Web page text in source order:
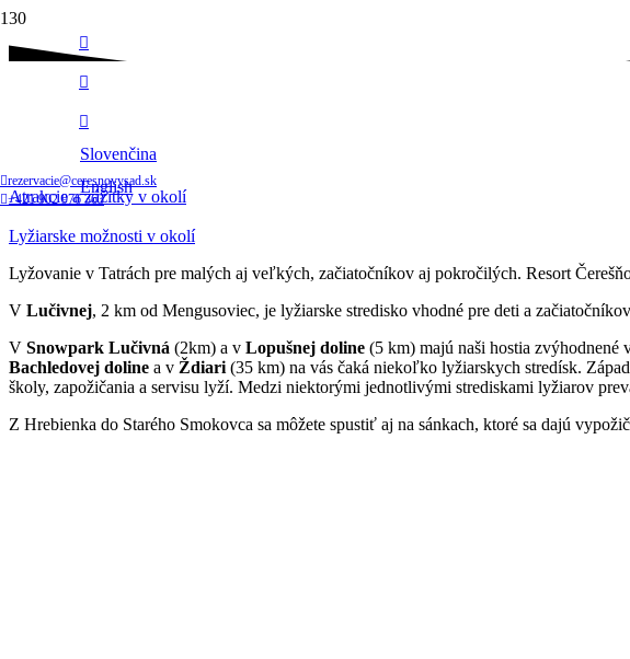
Slovenčina
English
rezervacie@ceresnovysad.sk
+421 902 976 363
Lyžiarske možnosti v okolí
Atrakcie a zážitky v okolí
Lyžiarske možnosti v okolí
Lyžovanie v Tatrách pre malých aj veľkých, začiatočníkov aj pokročilých. Resort
V Lučivnej, 2 km od Mengusoviec, je lyžiarske stredisko vhodné pre deti a
V Snowpark Lučivná (2km) a v Lopušnej doline (5 km) majú naši hostia
Bachledovej doline a v Ždiari (35 km) na vás čaká niekoľko lyžiarskych stredísk.
školy, zapožičania a servisu lyží. Medzi niektorými jednotlivými strediskami lyžiarov
Z Hrebienka do Starého Smokovca sa môžete spustiť aj na sánkach, ktoré sa dajú